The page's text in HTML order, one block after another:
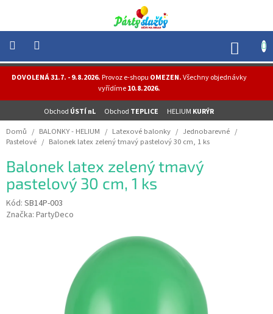
obsah
DOVOLENÁ 31.7. - 9.8.2026.Provoz e-shopu OMEZEN.Všechny objednávky
vyřídíme10.8.2026.
Obchod ÚSTÍ nL Obchod TEPLICE HELIUM KURÝR
NOVINKY
HELIUM
-
OSLAVY
MASKY
-
KOSTÝMY
Domů / BALONKY - HELIUM / Latexové balonky / Jednobarevné /
Pastelové / Balonek latex zelený tmavý pastelový 30 cm, 1 ks
Balonek latex zelený tmavý
pastelový 30 cm, 1 ks
Kód: SB14P-003
Značka: PartyDeco